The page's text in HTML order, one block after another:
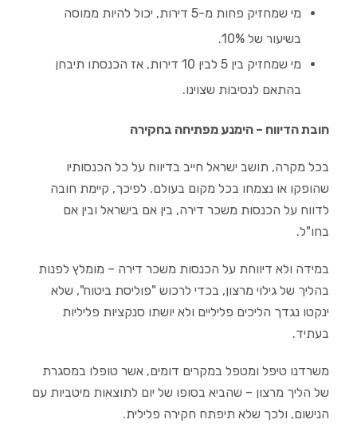
מי שמחזיק פחות מ-5 דירות, יכול להיות ממוסה
בשיעור של 10%.
מי שמחזיק בין 5 לבין 10 דירות, אז הכנסתו תיבחן
בהתאם לנסיבות שצוינו.
חובת הדיווח – הימנע מפתיחה בחקירה
בכל מקרה, תושב ישראל חייב בדיווח על כל הכנסותיו
שהופקו או נצמחו בכל מקום בעולם. לפיכך, קיימת חובה
לדווח על הכנסות משכר דירה, בין אם בישראל ובין אם
בחו"ל.
במידה ולא דיווחת על הכנסות משכר דירה – מומלץ לפנות
בהליך של גילוי מרצון, בכדי לרכוש "פוליסת ביטוח", שלא
ינקטו נגדך הליכים פליליים ולא יושתו סנקציות פליליות
בעתיד.
משרדנו טיפל ומטפל במקרים דומים, אשר טופלו במסגרת
של הליך מרצון – שהביא בסופו של יום לתוצאות מיטביות עם
הנישום, ולכך שלא תיפתח חקירה פלילית.